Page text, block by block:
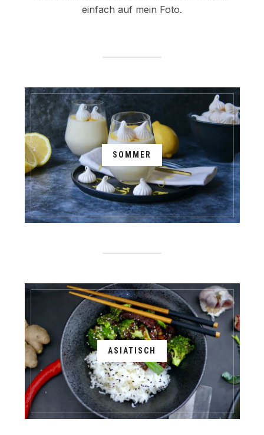
einfach auf mein Foto.
SOMMER
ASIATISCH